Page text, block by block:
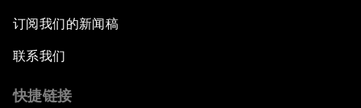
订阅我们的新闻稿
联系我们
快捷链接